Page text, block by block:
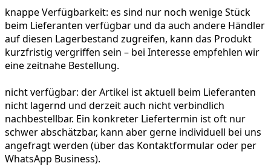
knappe Verfügbarkeit: es sind nur noch wenige Stück
beim Lieferanten verfügbar und da auch andere Händler
auf diesen Lagerbestand zugreifen, kann das Produkt
kurzfristig vergriffen sein – bei Interesse empfehlen wir
eine zeitnahe Bestellung.
nicht verfügbar: der Artikel ist aktuell beim Lieferanten
nicht lagernd und derzeit auch nicht verbindlich
nachbestellbar. Ein konkreter Liefertermin ist oft nur
schwer abschätzbar, kann aber gerne individuell bei uns
angefragt werden (über das Kontaktformular oder per
WhatsApp Business).